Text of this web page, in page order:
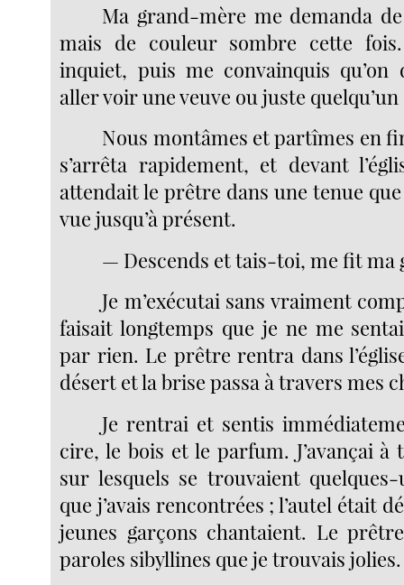
Ma grand-mère me demanda
mais de couleur sombre cette
inquiet, puis me convainquis qu’on
aller voir une veuve ou juste
Nous montâmes et partîmes en
s’arrêta rapidement, et devant
attendait le prêtre dans une tenue que
vue jusqu’à présent.
— Descends et tais-toi, me fit ma
Je m’exécutai sans vraiment
faisait longtemps que je ne me
par rien. Le prêtre rentra dans
désert et la brise passa à travers mes
Je rentrai et sentis
cire, le bois et le parfum. J’avançai à
sur lesquels se trouvaient
que j’avais rencontrées ; l’autel était
jeunes garçons chantaient. Le
paroles sibyllines que je trouvais jolies.